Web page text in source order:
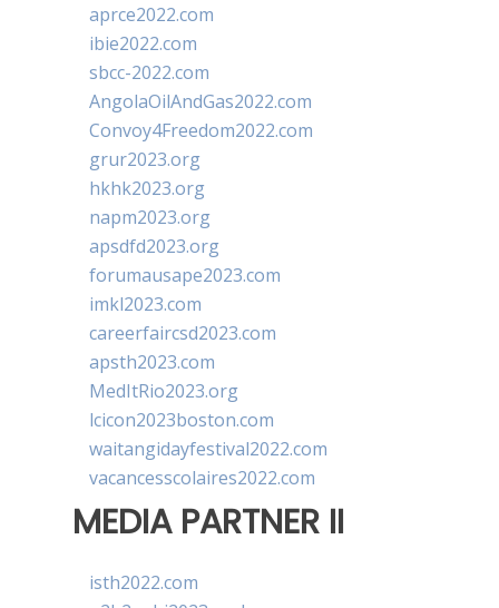
aprce2022.com
ibie2022.com
sbcc-2022.com
AngolaOilAndGas2022.com
Convoy4Freedom2022.com
grur2023.org
hkhk2023.org
napm2023.org
apsdfd2023.org
forumausape2023.com
imkl2023.com
careerfaircsd2023.com
apsth2023.com
MedItRio2023.org
lcicon2023boston.com
waitangidayfestival2022.com
vacancesscolaires2022.com
MEDIA PARTNER II
isth2022.com